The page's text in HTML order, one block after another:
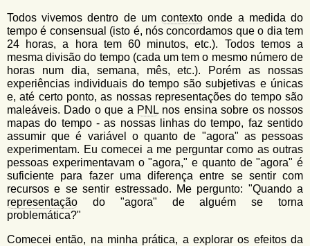
Todos vivemos dentro de umcontexto onde a medida do
tempo é consensual (isto é, nós concordamos que o dia tem
24 horas, a hora tem 60 minutos, etc.). Todos temos a
mesma divisão do tempo (cada um tem o mesmo número de
horas num dia, semana, mês, etc.). Porém as nossas
experiências individuais do tempo são subjetivas e únicas
e, até certo ponto, as nossas representações do tempo são
maleáveis. Dado o que a PNL nos ensina sobre os nossos
mapas do tempo - as nossas linhas do tempo, faz sentido
assumir que é variável o quanto de "agora" as pessoas
experimentam. Eu comecei a me perguntar como as outras
pessoas experimentavam o "agora," e quanto de "agora" é
suficiente para fazer uma diferença entre se sentir com
recursos e se sentir estressado. Me pergunto: "Quando a
representação do "agora" de alguém se torna
problemática?"
Comecei então, na minha prática, a explorar os efeitos da